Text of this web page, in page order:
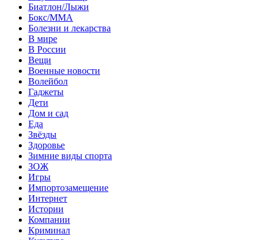
Биатлон/Лыжи
Бокс/MMA
Болезни и лекарства
В мире
В России
Вещи
Военные новости
Волейбол
Гаджеты
Дети
Дом и сад
Еда
Звёзды
Здоровье
Зимние виды спорта
ЗОЖ
Игры
Импортозамещение
Интернет
Истории
Компании
Криминал